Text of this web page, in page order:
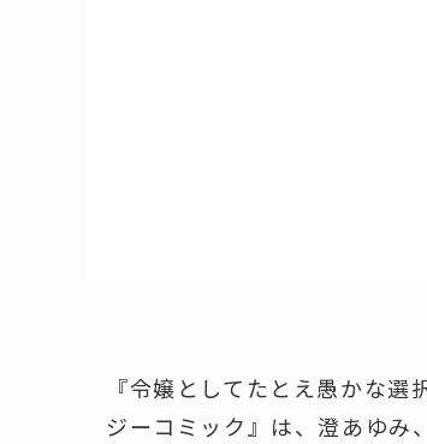
『令嬢としてたとえ愚かな
ジーコミック』は、澄あゆみ